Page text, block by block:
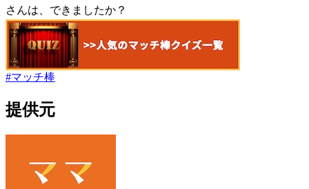
さんは、できましたか？
#マッチ棒
提供元